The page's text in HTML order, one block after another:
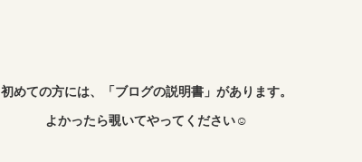
初めての方には、「ブログの説明書」があります。
よかったら覗いてやってください☺︎